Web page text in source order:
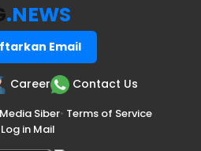
.NEWS
Email
Career Contact Us
Siber• Terms of Service
Log in Mail